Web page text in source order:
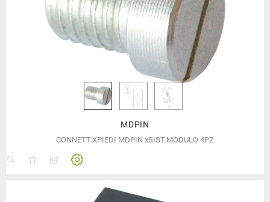
MDPIN
CONNETT.XPIEDI MDPIN xSIST.MODULO 4PZ